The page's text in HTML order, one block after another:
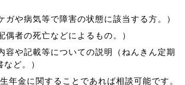
ガや病気等で障害の状態に該当する方。）
偶者の死亡などによるもの。）
容や記載等についての説明（ねんきん定期
ど。）
年金に関することであれば相談可能です。